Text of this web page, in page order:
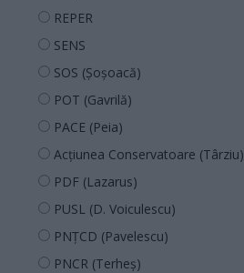
REPER
SENS
SOS (Șoșoacă)
POT (Gavrilă)
PACE (Peia)
Acțiunea Conservatoare (Târziu)
PDF (Lazarus)
PUSL (D. Voiculescu)
PNȚCD (Pavelescu)
PNCR (Terheș)